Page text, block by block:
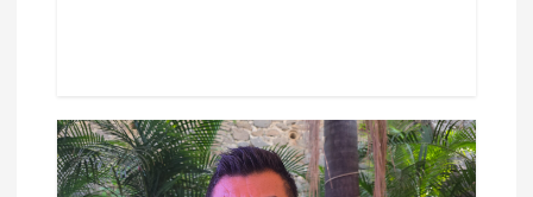
s